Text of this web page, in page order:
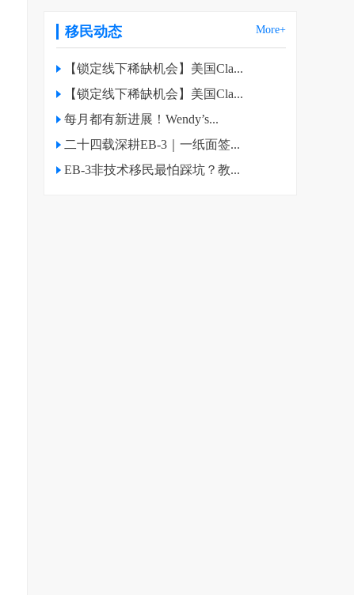
移民动态 More+
【锁定线下稀缺机会】美国Cla...
【锁定线下稀缺机会】美国Cla...
每月都有新进展！Wendy’s...
二十四载深耕EB-3｜一纸面签...
EB-3非技术移民最怕踩坑？教...